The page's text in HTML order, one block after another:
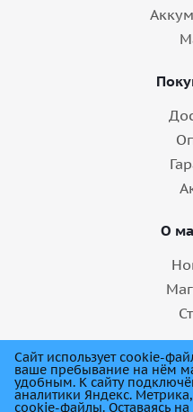
О
8
Сайт использует cookie-
ваше пребывание на нём
удобным. К cайту
аналитики Яндекс.
cookie-файлы. Оставаясь на